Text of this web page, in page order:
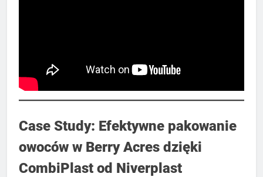
Case Study: Efektywne pakowanie
owoców w Berry Acres dzięki
CombiPlast od Niverplast